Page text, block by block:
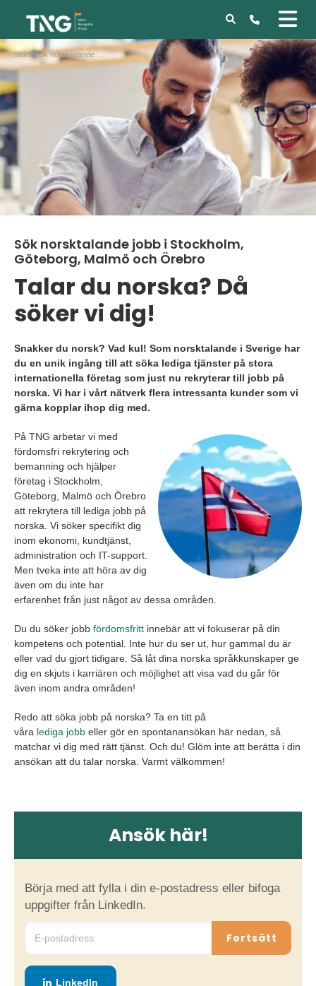
Start» Sök norsktalande jobb i Stockholm, Göteborg, Malmö och Örebro
Sök norsktalande jobb i Stockholm,
Göteborg, Malmö och Örebro
Talar du norska? Då
söker vi dig!
Snakker du norsk? Vad kul! Som norsktalande i Sverige har
du en unik ingång till att söka lediga tjänster på stora
internationella företag som just nu rekryterar till jobb på
norska. Vi har i vårt nätverk flera intressanta kunder som vi
gärna kopplar ihop dig med.
På TNG arbetar vi med
fördomsfri rekrytering och
bemanning och hjälper
företag i Stockholm,
Göteborg, Malmö och Örebro
att rekrytera till lediga jobb på
norska. Vi söker specifikt dig
inom ekonomi, kundtjänst,
administration och IT-support.
Men tveka inte att höra av dig
även om du inte har
erfarenhet från just något av dessa områden.
Du du söker jobb fördomsfritt innebär att vi fokuserar på din
kompetens och potential. Inte hur du ser ut, hur gammal du är
eller vad du gjort tidigare. Så låt dina norska språkkunskaper ge
dig en skjuts i karriären och möjlighet att visa vad du går för
även inom andra områden!
Redo att söka jobb på norska? Ta en titt på
våra lediga jobb eller gör en spontanansökan här nedan, så
matchar vi dig med rätt tjänst. Och du! Glöm inte att berätta i din
ansökan att du talar norska. Varmt välkommen!